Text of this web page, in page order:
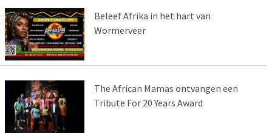
Beleef Afrika in het hart van
Wormerveer
The African Mamas ontvangen een
Tribute For 20 Years Award